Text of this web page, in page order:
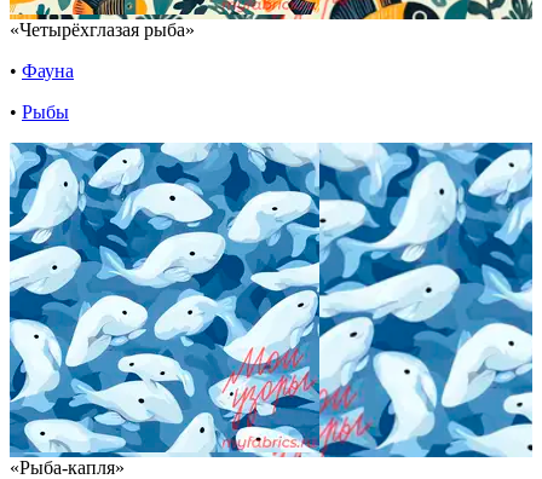
«Четырёхглазая рыба»
• Фауна
• Рыбы
«Рыба-капля»